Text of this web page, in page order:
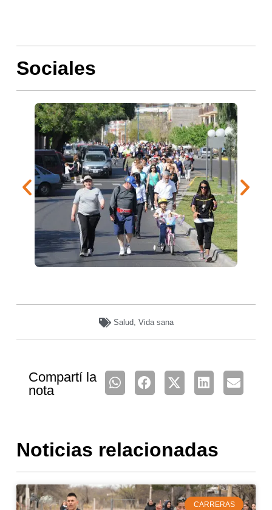
Sociales
Salud, Vida sana
Compartí la
nota
Noticias relacionadas
CARRERAS